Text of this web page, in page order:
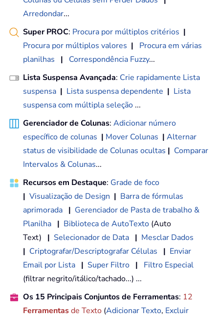
Arredondar...
Super PROC: Procura por múltiplos critérios |
Procura por múltiplos valores |
Procura em várias
planilhas
| Correspondência Fuzzy...
Lista Suspensa Avançada: Crie rapidamente Lista
suspensa | Lista suspensa dependente | Lista
suspensa com múltipla seleção ...
Gerenciador de Colunas: Adicionar número
específico de colunas | Mover Colunas | Alternar
status de visibilidade de Colunas ocultas | Comparar
Intervalos & Colunas...
Recursos em Destaque: Grade de foco
| Visualização de Design | Barra de fórmulas
aprimorada | Gerenciador de Pasta de trabalho &
Planilha | Biblioteca de AutoTexto (Auto
Text) | Selecionador de Data | Mesclar Dados
| Criptografar/Descriptografar Células | Enviar
Email por Lista | Super Filtro |
Filtro Especial
(filtrar negrito/itálico/tachado...) ...
Os 15 Principais Conjuntos de Ferramentas: 12
Ferramentasde Texto (Adicionar Texto, Excluir